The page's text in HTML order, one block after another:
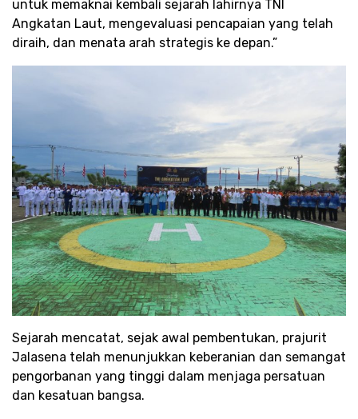
untuk memaknai kembali sejarah lahirnya TNI
Angkatan Laut, mengevaluasi pencapaian yang telah
diraih, dan menata arah strategis ke depan.”
Sejarah mencatat, sejak awal pembentukan, prajurit
Jalasena telah menunjukkan keberanian dan semangat
pengorbanan yang tinggi dalam menjaga persatuan
dan kesatuan bangsa.